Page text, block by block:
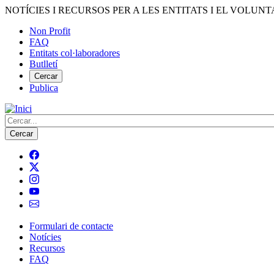
Vés
contingut
NOTÍCIES I RECURSOS PER A LES ENTITATS I EL
Menú
del
compte
d'usuari
Non Profit
FAQ
Entitats col·laboradores
Butlletí
Cercar
Publica
Cerca
Navegació
principal
Formulari de contacte
Notícies
Recursos
FAQ